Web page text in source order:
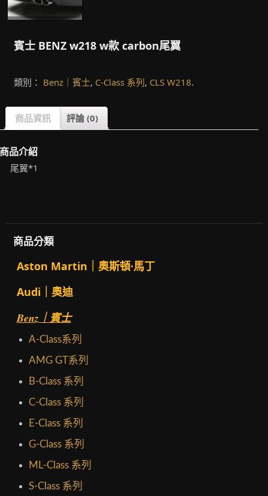
賓士 BENZ w218 w款 carbon尾翼
類別： Benz｜賓士, C-Class 系列, CLS W218.
商品資訊 評論 (0)
品介紹
尾翼*1
商品分類
Aston Martin｜奧斯頓·馬丁
Audi｜奧迪
Benz｜賓士
A-Class系列
AMG GT系列
B-Class 系列
C-Class 系列
E-Class 系列
G-Class 系列
ML-Class 系列
S-Class 系列